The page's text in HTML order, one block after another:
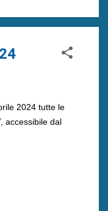
2024 tutte le
accessibile dal